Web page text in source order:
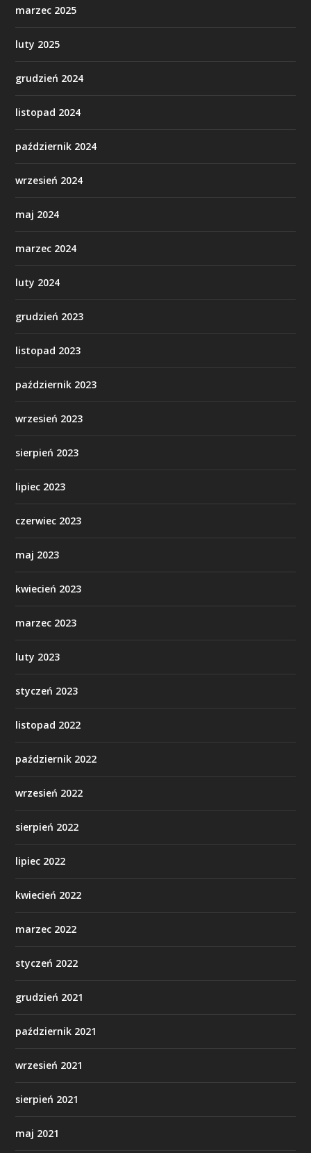
marzec 2025
luty 2025
grudzień 2024
listopad 2024
październik 2024
wrzesień 2024
maj 2024
marzec 2024
luty 2024
grudzień 2023
listopad 2023
październik 2023
wrzesień 2023
sierpień 2023
lipiec 2023
czerwiec 2023
maj 2023
kwiecień 2023
marzec 2023
luty 2023
styczeń 2023
listopad 2022
październik 2022
wrzesień 2022
sierpień 2022
lipiec 2022
kwiecień 2022
marzec 2022
styczeń 2022
grudzień 2021
październik 2021
wrzesień 2021
sierpień 2021
maj 2021